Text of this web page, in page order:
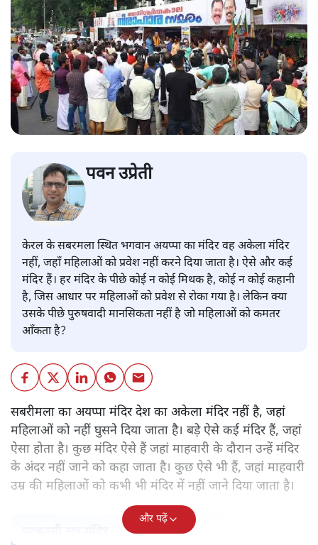
पवन उप्रेती
केरल के सबरमला स्थित भगवान अयप्पा का मंदिर वह अकेला मंदिर
नहीं, जहाँ महिलाओं को प्रवेश नहीं करने दिया जाता है। ऐसे और कई
मंदिर हैं। हर मंदिर के पीछे कोई न कोई मिथक है, कोई न कोई कहानी
है, जिस आधार पर महिलाओं को प्रवेश से रोका गया है। लेकिन क्या
उसके पीछे पुरुषवादी मानसिकता नहीं है जो महिलाओं को कमतर
आँकता है?
सबरीमला का अयप्पा मंदिर देश का अकेला मंदिर नहीं है, जहां
महिलाओं को नहीं घुसने दिया जाता है। बड़े ऐसे कई मंदिर हैं, जहां
ऐसा होता है। कुछ मंदिर ऐसे हैं जहां माहवारी के दौरान उन्हें मंदिर
के अंदर नहीं जाने को कहा जाता है। कुछ ऐसे भी हैं, जहां माहवारी
उम्र की महिलाओं को कभी भी मंदिर में नहीं जाने दिया जाता है।
और पढ़ें